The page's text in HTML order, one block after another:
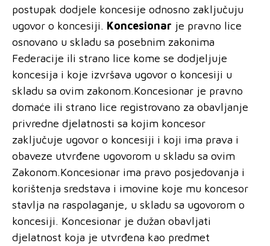
postupak dodjele koncesije odnosno zaključuju
ugovor o koncesiji. Koncesionar je pravno lice
osnovano u skladu sa posebnim zakonima
Federacije ili strano lice kome se dodjeljuje
koncesija i koje izvršava ugovor o koncesiji u
skladu sa ovim zakonom.Koncesionar je pravno
domaće ili strano lice registrovano za obavljanje
privredne djelatnosti sa kojim koncesor
zaključuje ugovor o koncesiji i koji ima prava i
obaveze utvrđene ugovorom u skladu sa ovim
Zakonom.Koncesionar ima pravo posjedovanja i
korištenja sredstava i imovine koje mu koncesor
stavlja na raspolaganje, u skladu sa ugovorom o
koncesiji. Koncesionar je dužan obavljati
djelatnost koja je utvrđena kao predmet